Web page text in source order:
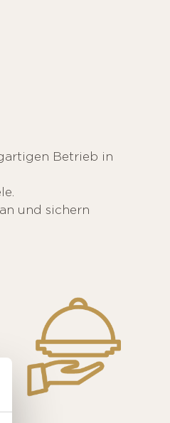
Betrieb in
und sichern